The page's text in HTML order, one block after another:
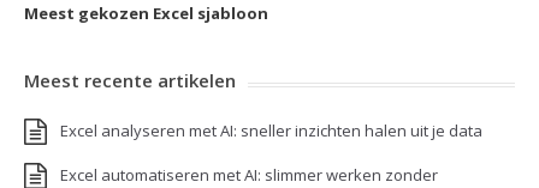
Meest gekozen Excel sjabloon
Meest recente artikelen
Excel analyseren met AI: sneller inzichten halen uit je data
Excel automatiseren met AI: slimmer werken zonder